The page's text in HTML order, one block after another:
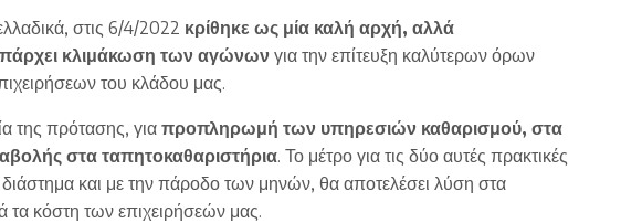
στις 6/4/2022 κρίθηκε ως μία καλή αρχή, αλλά
κλιμάκωση των αγώνων για την επίτευξη καλύτερων όρων
του κλάδου μας.
της πρότασης, για προπληρωμή των υπηρεσιών καθαρισμού, στα
στα ταπητοκαθαριστήρια. Το μέτρο για τις δύο αυτές πρακτικές
και με την πάροδο των μηνών, θα αποτελέσει λύση στα
τα κόστη των επιχειρήσεών μας.